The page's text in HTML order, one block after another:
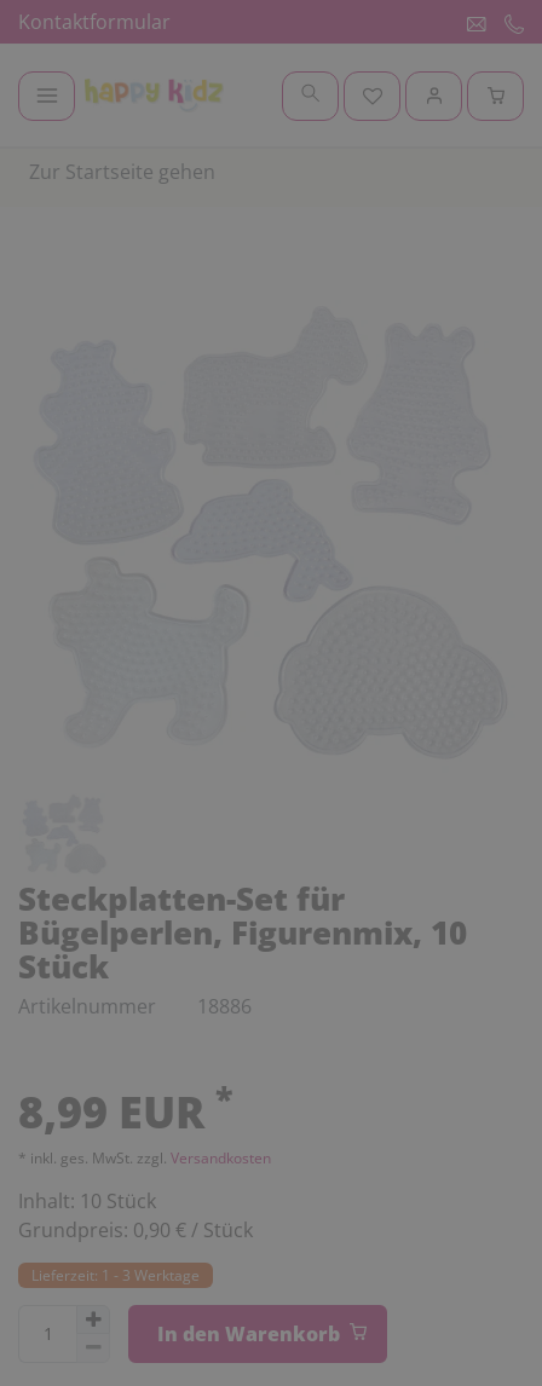
Kontaktformular
Zur Startseite gehen
Steckplatten-Set für
Bügelperlen, Figurenmix, 10
Stück
Artikelnummer 18886
8,99 EUR *
* inkl. ges. MwSt. zzgl. Versandkosten
Inhalt: 10 Stück
Grundpreis: 0,90 € / Stück
Lieferzeit: 1 - 3 Werktage
In den Warenkorb